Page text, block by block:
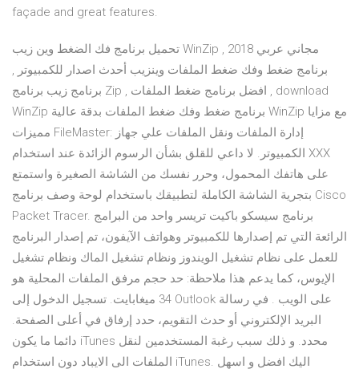
façade and great features.
تحميل برنامج فك الضغط وين زيب WinZip مجاني عربي 2018 ,
برنامج ضغط وفك ضغط الملفات وينزيب أحدث اصدار للكمبيوتر ,
برنامج زيب برنامج Zip , افضل برنامج ضغط الملفات , download
WinZip برنامج ضغط وفك ضغط الملفات بدقة عالية WinZip مع مزايا
مميزات FileMaster: إدارة الملفات ونقل الملفات علي جهاز
الكمبيوتر. لا داعي للقلق بشأن الرسوم الزائدة عند استخدام XXX
على هاتفك المحمول، وحرر نفسك من الشاشة الصغيرة واستمتع
بتجرية الشاشة الكاملة لتطبيقك باستخدام لوحة وصف برنامج Cisco
Packet Tracer. برنامج سيسكو باكيت تريسر واحد من البرامج
الرائعة التي تم إصدارها للكمبيوتر وهواتف الآيفون، تم إصدار البرنامج
للعمل على نظام تشغيل الويندوز ونظام تشغيل الماك ونظام تشغيل
الإيوس، كما يدعم هذا ملاحظة: حد حجم مرفق الملفات المحلية هو
34 ميغابايت. تسجيل الدخول إلى Outlook على الويب . في رسالة
البريد الإلكتروني أو حدث التقويم، حدد إرفاق في أعلى الصفحة.
دائما ما يكون iTunes محدد. و ذلك سبب رغبة المستخدمين لنقل
الملفات الى الايباد دون استخدام iTunes. اليك افضل و اسهل